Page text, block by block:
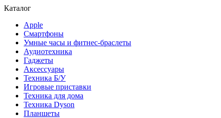
Каталог
Apple
Смартфоны
Умные часы и фитнес-браслеты
Аудиотехника
Гаджеты
Аксессуары
Техника Б/У
Игровые приставки
Техника для дома
Техника Dyson
Планшеты